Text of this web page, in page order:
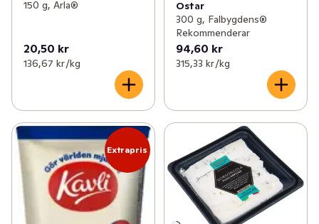
150 g, Arla®
20,50 kr
136,67 kr /kg
Ostar
300 g, Falbygdens®
Rekommenderar
94,60 kr
315,33 kr /kg
Extrapris